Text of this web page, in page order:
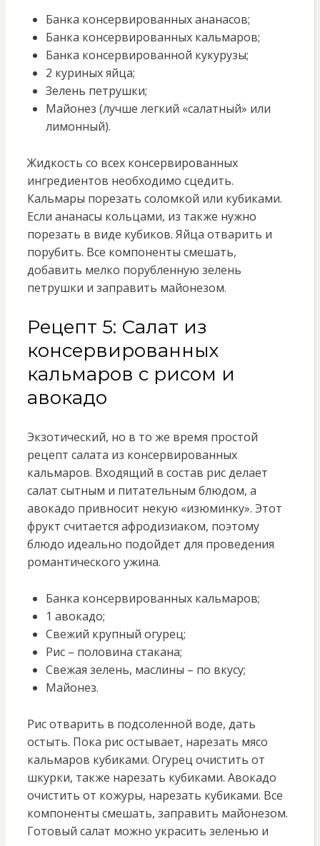
Банка консервированных ананасов;
Банка консервированных кальмаров;
Банка консервированной кукурузы;
2 куриных яйца;
Зелень петрушки;
Майонез (лучше легкий «салатный» или
лимонный).
Жидкость со всех консервированных
ингредиентов необходимо сцедить.
Кальмары порезать соломкой или кубиками.
Если ананасы кольцами, из также нужно
порезать в виде кубиков. Яйца отварить и
порубить. Все компоненты смешать,
добавить мелко порубленную зелень
петрушки и заправить майонезом.
Рецепт 5: Салат из
консервированных
кальмаров с рисом и
авокадо
Экзотический, но в то же время простой
рецепт салата из консервированных
кальмаров. Входящий в состав рис делает
салат сытным и питательным блюдом, а
авокадо привносит некую «изюминку». Этот
фрукт считается афродизиаком, поэтому
блюдо идеально подойдет для проведения
романтического ужина.
Банка консервированных кальмаров;
1 авокадо;
Свежий крупный огурец;
Рис – половина стакана;
Свежая зелень, маслины – по вкусу;
Майонез.
Рис отварить в подсоленной воде, дать
остыть. Пока рис остывает, нарезать мясо
кальмаров кубиками. Огурец очистить от
шкурки, также нарезать кубиками. Авокадо
очистить от кожуры, нарезать кубиками. Все
компоненты смешать, заправить майонезом.
Готовый салат можно украсить зеленью и